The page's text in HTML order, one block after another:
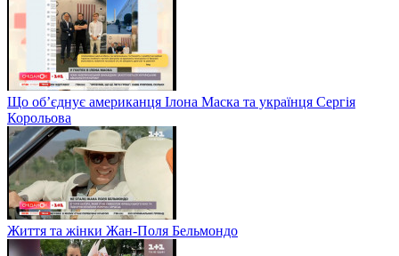
Батько Брітні Спірс офіційно відмовився від опікунства над
нею
Що об’єднує американця Ілона Маска та українця Сергія
Корольова